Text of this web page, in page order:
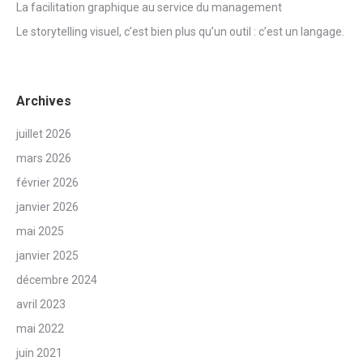
La facilitation graphique au service du management
Le storytelling visuel, c’est bien plus qu’un outil : c’est un langage.
Archives
juillet 2026
mars 2026
février 2026
janvier 2026
mai 2025
janvier 2025
décembre 2024
avril 2023
mai 2022
juin 2021